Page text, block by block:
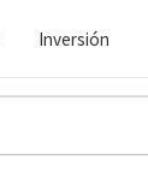
Inversión